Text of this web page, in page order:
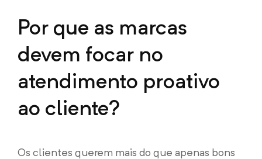
Por que as marcas
devem focar no
atendimento proativo
ao cliente?
Os clientes querem mais do que apenas bons